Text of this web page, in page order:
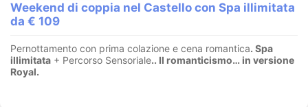
Weekend di coppia nel Castello con Spa illimitata
da € 109
Pernottamento con prima colazione e cena romantica. Spa
illimitata + Percorso Sensoriale.. Il romanticismo… in versione
Royal.